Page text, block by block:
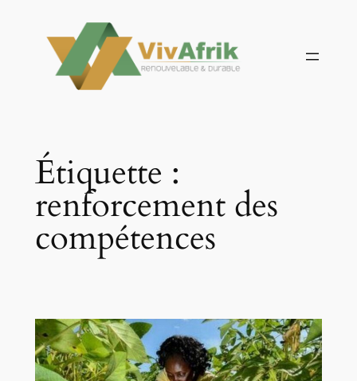
contenu
Étiquette :
renforcement des
compétences